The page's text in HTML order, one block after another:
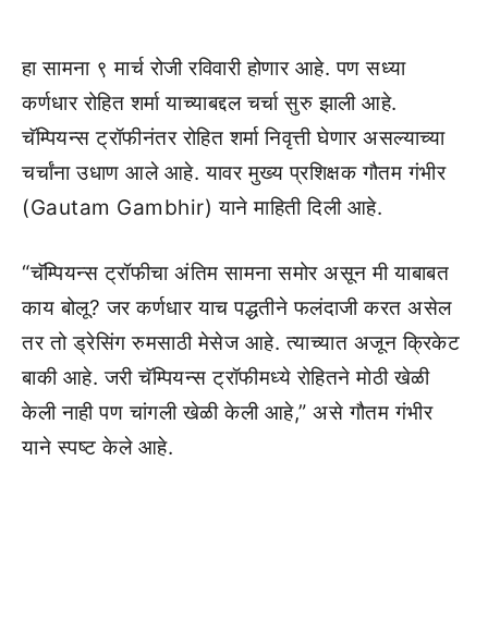
हा सामना ९ मार्च रोजी रविवारी होणार आहे. पण सध्या
कर्णधार रोहित शर्मा याच्याबद्दल चर्चा सुरु झाली आहे.
चॅम्पियन्स ट्रॉफीनंतर रोहित शर्मा निवृत्ती घेणार असल्याच्या
चर्चांना उधाण आले आहे. यावर मुख्य प्रशिक्षक गौतम गंभीर
(Gautam Gambhir) याने माहिती दिली आहे.
“चॅम्पियन्स ट्रॉफीचा अंतिम सामना समोर असून मी याबाबत
काय बोलू? जर कर्णधार याच पद्धतीने फलंदाजी करत असेल
तर तो ड्रेसिंग रुमसाठी मेसेज आहे. त्याच्यात अजून क्रिकेट
बाकी आहे. जरी चॅम्पियन्स ट्रॉफीमध्ये रोहितने मोठी खेळी
केली नाही पण चांगली खेळी केली आहे,” असे गौतम गंभीर
याने स्पष्ट केले आहे.